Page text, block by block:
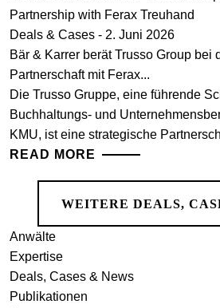
Deals & Cases - 2. Juni 2026
Bär & Karrer berät Trusso Group bei
Partnerschaft mit Ferax...
Die Trusso Gruppe, eine führende
Buchhaltungs- und
KMU, ist eine strategische
READ MORE
WEITERE DEALS,
Anwälte
Expertise
Deals, Cases & News
Publikationen